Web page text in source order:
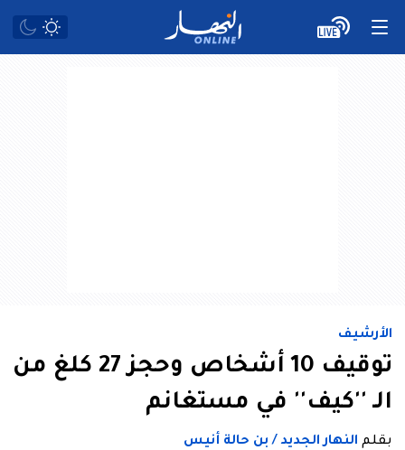
الأرشيف
توقيف 10 أشخاص وحجز 27 كلغ من
الـ ''كيف'' في مستغانم
بقلم النهار الجديد / بن حالة أنيس